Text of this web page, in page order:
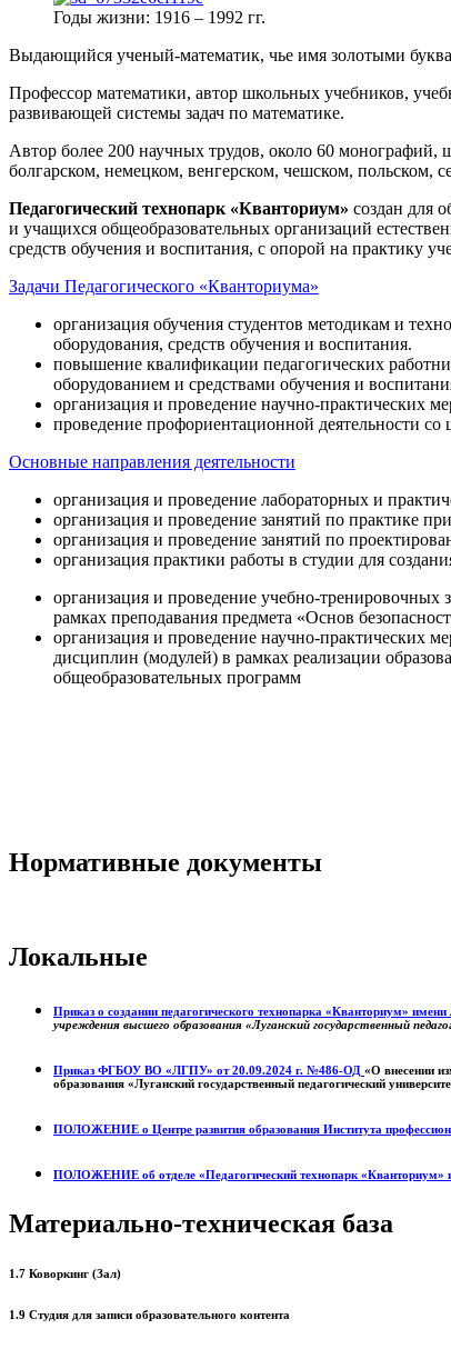
Годы жизни: 1916 – 1992 гг.
Выдающийся ученый-математик, чье имя золотыми
Профессор математики, автор школьных учебников,
развивающей системы задач по математике.
Автор более 200 научных трудов, около 60 монографий,
болгарском, немецком, венгерском, чешском, польском,
Педагогический технопарк «Кванториум» создан для
и учащихся общеобразовательных организаций
средств обучения и воспитания, с опорой на практику
Задачи Педагогического «Кванториума»
организация обучения студентов методикам и
оборудования, средств обучения и воспитания.
повышение квалификации педагогических
оборудованием и средствами обучения и
организация и проведение научно-практических
проведение профориентационной деятельности
Основные направления деятельности
организация и проведение лабораторных и
организация и проведение занятий по практике
организация и проведение занятий по
организация практики работы в студии для
организация и проведение учебно-
рамках преподавания предмета «Основ
организация и проведение научно-практических
дисциплин (модулей) в рамках реализации
общеобразовательных программ
Нормативные документы
Локальные
Приказ о создании педагогического технопарка «Кванториум»
учреждения высшего образования «Луганский государственный
Приказ ФГБОУ ВО «ЛГПУ» от 20.09.2024 г. №486-ОД «О внесении
образования «Луганский государственный педагогический
ПОЛОЖЕНИЕ о Центре развития образования Института
ПОЛОЖЕНИЕ об отделе «Педагогический технопарк «Кванториум»
Материально-техническая база
1.7 Коворкинг (Зал)
1.9 Студия для записи образовательного контента